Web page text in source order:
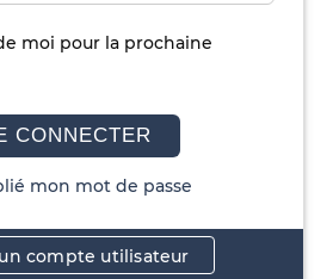
moi pour la prochaine
CONNECTER
mon mot de passe
compte utilisateur